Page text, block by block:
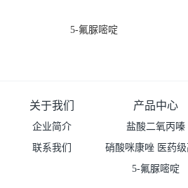
5-氟脲嘧啶
关于我们
企业简介
联系我们
产品中心
盐酸二氧丙嗪
硝酸咪康唑 医药
度99%原粉
5-氟脲嘧啶